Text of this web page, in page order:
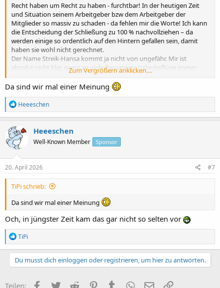
Recht haben um Recht zu haben - furchtbar! In der heutigen Zeit
und Situation seinem Arbeitgeber bzw dem Arbeitgeber der
Mitglieder so massiv zu schaden - da fehlen mir die Worte! Ich kann
die Entscheidung der Schließung zu 100 % nachvollziehen – da
werden einige so ordentlich auf den Hintern gefallen sein, damit
haben sie wohl nicht gerechnet.
Der Name Streik-Hansa kommt ja nicht von ungefähr. Mir ist
absolut nicht klar, wieso so viele Passagiere Urlaubsflüge immer
noch dort buchen. Ich würde den Teufel tun, und meinen Urlaub in
die Hand einer solch unsicheren Sache zu geben. Natürlich kann es
mir auch passieren, dass in Amsterdam das Bodenpersonal streikt -
aber in Relation zu dem, was bei Lufthansa seit vielen Jahren immer
wieder für Unruhe sorgt, ist da die Wahrscheinlichkeit
verschwindend gering.
Ich habe null Verständnis für das, was die Gewerkschaften da
abziehen
Zum Vergrößern anklicken....
Da sind wir mal einer Meinung
R
e
a
t
i
o
n
e
Heeeschen
Heeeschen
Well-Known Member Sponsor
20. April 2026 #7
TiPi schrieb:
Da sind wir mal einer Meinung
Och, in jüngster Zeit kam das gar nicht so selten vor
R
e
a
k
t
o
TiPi
Du musst dich einloggen oder registrieren, um hier zu antworten.
Teilen: Facebook
Twitter Reddit PinterestTumblr WhatsApp
E-Mail